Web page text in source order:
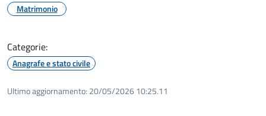
Matrimonio
Categorie:
Anagrafe e stato civile
Ultimo aggiornamento: 20/05/2026 10:25.11